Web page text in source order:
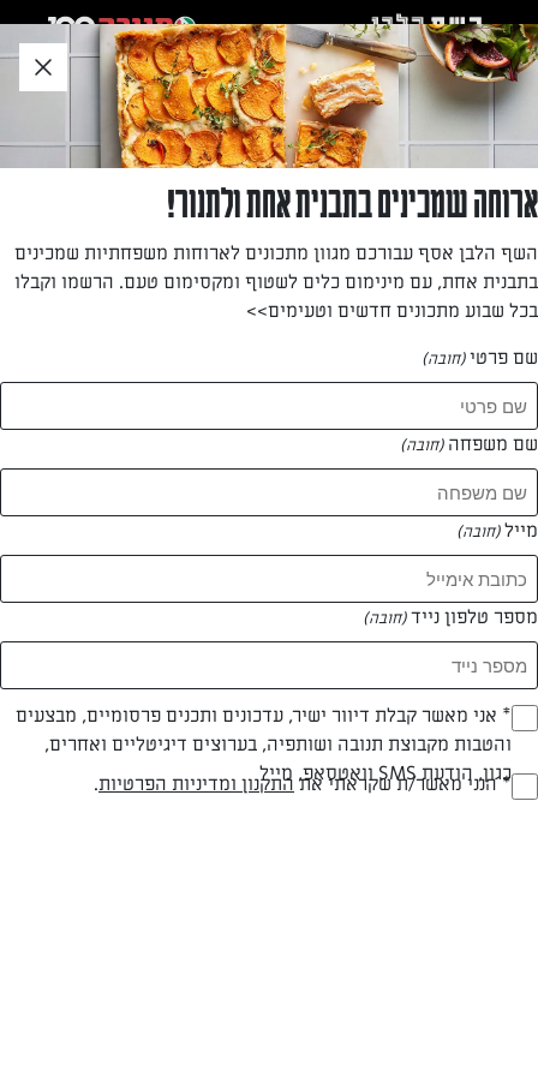
לאזור
תוכן
תחתון
»פותחים מקרר
פותחים מקרר ומתחילים לבשל
מגוון מתכונים מתאימים למה שיש לך עכשיו במקרר
אנחנו סקרנים :)
אם ברשותכם מספר מוצרים- הפרידו אותם בפסיק ואז רווח
ארוחה שמכינים בתבנית אחת ולתנור!
השף הלבן אסף עבורכם מגוון מתכונים לארוחות משפחתיות שמכינים
בתבנית אחת, עם מינימום כלים לשטוף ומקסימום טעם. הרשמו וקבלו
בכל שבוע מתכונים חדשים וטעימים>>
שם פרטי(חובה)
שם משפחה (חובה)
מייל(חובה)
מספר טלפון נייד(חובה)
(חובה)* אני מאשר קבלת דיוור ישיר, עדכונים ותכנים פרסומיים, מבצעים
והטבות מקבוצת תנובה ושותפיה, בערוצים דיגיטליים ואחרים,
כגון, הודעת SMS וואטסאפ, מייל(חובה)* הנני מאשר/ת שקראתי את התקנון ומדיניות הפרטיות.